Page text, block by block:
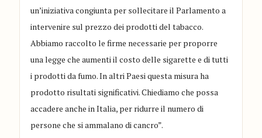
un’iniziativa congiunta per sollecitare il Parlamento a
intervenire sul prezzo dei prodotti del tabacco.
Abbiamo raccolto le firme necessarie per proporre
una legge che aumenti il costo delle sigarette e di tutti
i prodotti da fumo. In altri Paesi questa misura ha
prodotto risultati significativi. Chiediamo che possa
accadere anche in Italia, per ridurre il numero di
persone che si ammalano di cancro”.